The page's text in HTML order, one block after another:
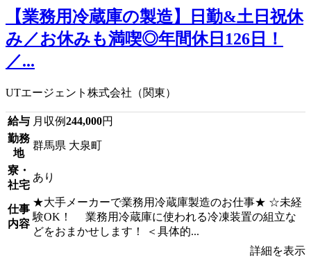
【業務用冷蔵庫の製造】日勤&土日祝休
み／お休みも満喫◎年間休日126日！
／...
UTエージェント株式会社（関東）
給与 月収例244,000円
勤務
地
群馬県 大泉町
寮・
社宅
あり
仕事
内容
★大手メーカーで業務用冷蔵庫製造のお仕事★ ☆未経
験OK！ 業務用冷蔵庫に使われる冷凍装置の組立な
どをおまかせします！ ＜具体的...
詳細を表示